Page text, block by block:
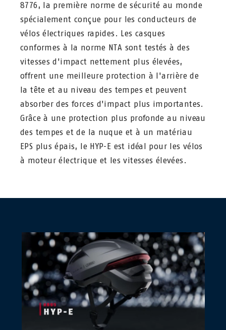
8776, la première norme de sécurité au monde
spécialement conçue pour les conducteurs de
vélos électriques rapides. Les casques
conformes à la norme NTA sont testés à des
vitesses d'impact nettement plus élevées,
offrent une meilleure protection à l'arrière de
la tête et au niveau des tempes et peuvent
absorber des forces d'impact plus importantes.
Grâce à une protection plus profonde au niveau
des tempes et de la nuque et à un matériau
EPS plus épais, le HYP-E est idéal pour les vélos
à moteur électrique et les vitesses élevées.